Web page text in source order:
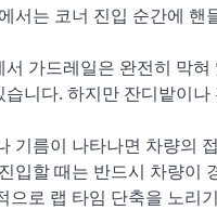
서는 코너 진입 순간에
가드레일은 완전히 막
니다. 하지만 잔디밭이
기름이 나타나면 차량의
입할 때는 반드시 차량
로 랩 타임 단축을 노